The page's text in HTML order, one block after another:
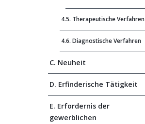
4.5. Therapeutische Verfahren
4.6. Diagnostische Verfahren
C. Neuheit
D. Erfinderische Tätigkeit
E. Erfordernis der
gewerblichen